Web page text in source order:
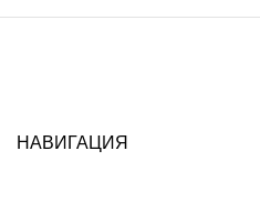
НАВИГАЦИЯ